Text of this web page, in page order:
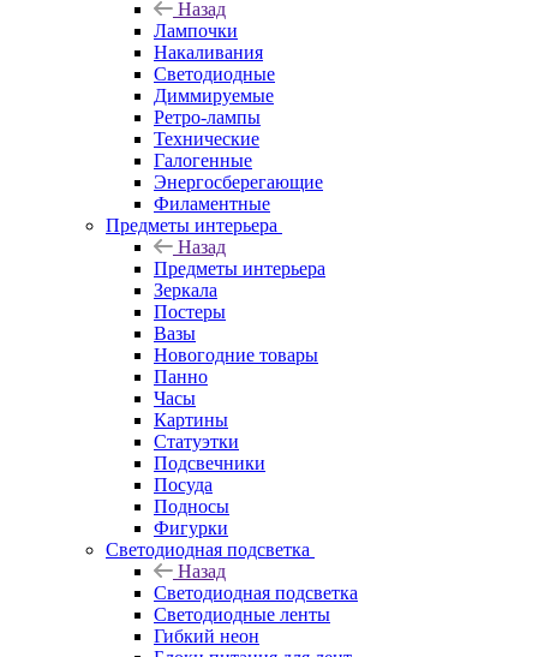
Назад
Лампочки
Накаливания
Светодиодные
Диммируемые
Ретро-лампы
Технические
Галогенные
Энергосберегающие
Филаментные
Предметы интерьера
Назад
Предметы интерьера
Зеркала
Постеры
Вазы
Новогодние товары
Панно
Часы
Картины
Статуэтки
Подсвечники
Посуда
Подносы
Фигурки
Светодиодная подсветка
Назад
Светодиодная подсветка
Светодиодные ленты
Гибкий неон